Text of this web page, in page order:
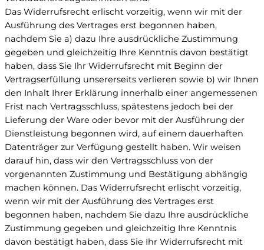
Das Widerrufsrecht erlischt vorzeitig, wenn wir mit der
Ausführung des Vertrages erst begonnen haben,
nachdem Sie a) dazu Ihre ausdrückliche Zustimmung
gegeben und gleichzeitig Ihre Kenntnis davon bestätigt
haben, dass Sie Ihr Widerrufsrecht mit Beginn der
Vertragserfüllung unsererseits verlieren sowie b) wir Ihnen
den Inhalt Ihrer Erklärung innerhalb einer angemessenen
Frist nach Vertragsschluss, spätestens jedoch bei der
Lieferung der Ware oder bevor mit der Ausführung der
Dienstleistung begonnen wird, auf einem dauerhaften
Datenträger zur Verfügung gestellt haben. Wir weisen
darauf hin, dass wir den Vertragsschluss von der
vorgenannten Zustimmung und Bestätigung abhängig
machen können. Das Widerrufsrecht erlischt vorzeitig,
wenn wir mit der Ausführung des Vertrages erst
begonnen haben, nachdem Sie dazu Ihre ausdrückliche
Zustimmung gegeben und gleichzeitig Ihre Kenntnis
davon bestätigt haben, dass Sie Ihr Widerrufsrecht mit